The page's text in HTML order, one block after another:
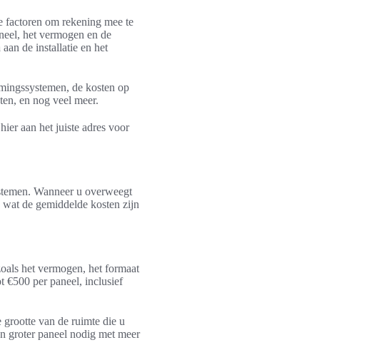
om rekening mee te
het vermogen en de
de installatie en het
de kosten op
en nog veel meer.
aan het juiste adres voor
Wanneer u overweegt
de gemiddelde kosten zijn
het vermogen, het formaat
€500 per paneel, inclusief
van de ruimte die u
groter paneel nodig met meer